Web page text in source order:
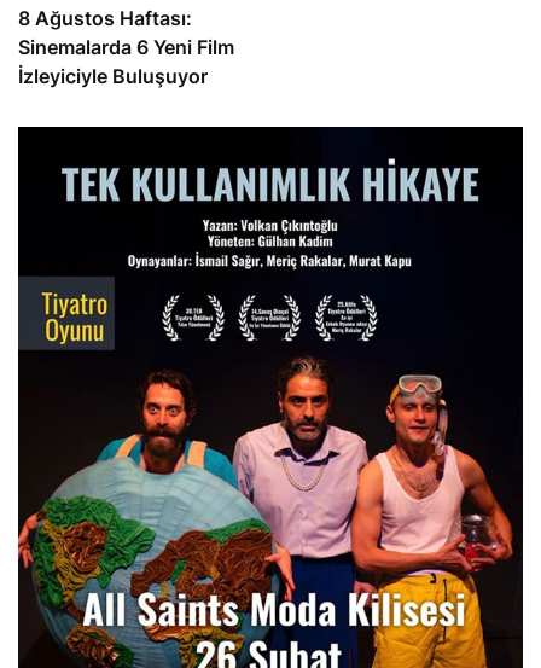
8 Ağustos Haftası:
Sinemalarda 6 Yeni Film
İzleyiciyle Buluşuyor